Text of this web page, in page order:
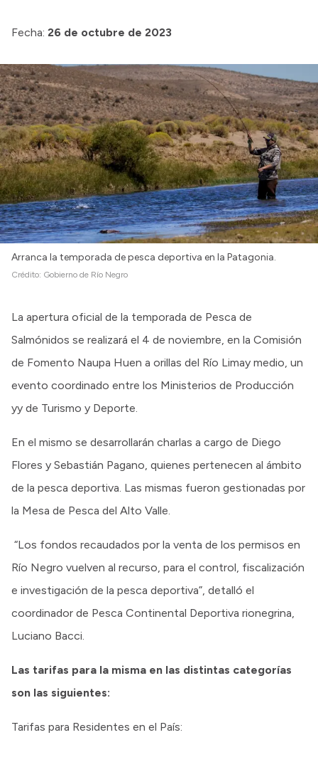
Consulta de pago a proveedores
Intranet
Login
Fecha: 26 de octubre de 2023
Arranca la temporada de pesca deportiva en la Patagonia.
Crédito: Gobierno de Río Negro
La apertura oficial de la temporada de Pesca de
Salmónidos se realizará el 4 de noviembre, en la Comisión
de Fomento Naupa Huen a orillas del Río Limay medio, un
evento coordinado entre los Ministerios de Producción
yy de Turismo y Deporte.
En el mismo se desarrollarán charlas a cargo de Diego
Flores y Sebastián Pagano, quienes pertenecen al ámbito
de la pesca deportiva. Las mismas fueron gestionadas por
la Mesa de Pesca del Alto Valle.
“Los fondos recaudados por la venta de los permisos en
Río Negro vuelven al recurso, para el control, fiscalización
e investigación de la pesca deportiva”, detalló el
coordinador de Pesca Continental Deportiva rionegrina,
Luciano Bacci.
Las tarifas para la misma en las distintas categorías
son las siguientes:
Tarifas para Residentes en el País: